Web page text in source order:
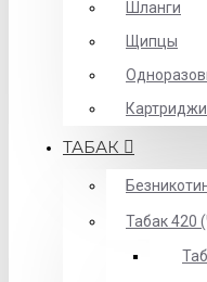
Шланги
Щипцы
ТАБАК
Табак 420